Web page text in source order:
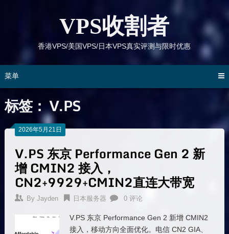
VPS收割者
香港VPS/美国VPS/日本VPS真实评测与限时优惠
菜单
标签：V.PS
2026年5月21日
V.PS 东京 Performance Gen 2 新
增 CMIN2 接入，
CN2+9929+CMIN2直连大带宽
By Jayden 日本服务器 0 评论
V.PS 东京 Performance Gen 2 新增 CMIN2
接入，移动方向全面优化。电信 CN2 GIA、